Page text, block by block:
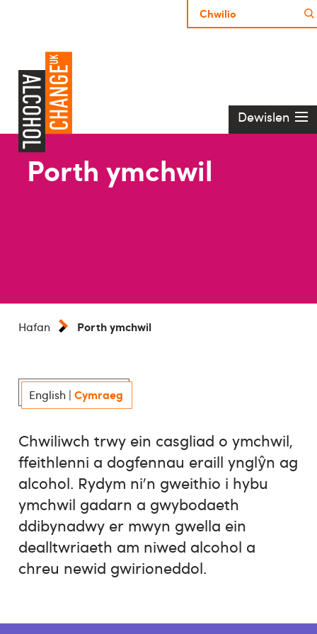
Dewislen
Porth ymchwil
Hafan Porth ymchwil
English | Cymraeg
Chwiliwch trwy ein casgliad o ymchwil,
ffeithlenni a dogfennau eraill ynglŷn ag
alcohol. Rydym ni’n gweithio i hybu
ymchwil gadarn a gwybodaeth
ddibynadwy er mwyn gwella ein
dealltwriaeth am niwed alcohol a
chreu newid gwirioneddol.